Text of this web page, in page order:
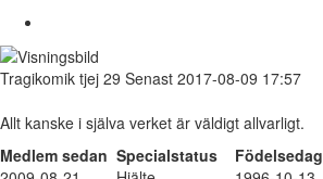
Tragikomik tjej 29 Senast 2017-08-09 17:57
Allt kanske i själva verket är väldigt allvarligt.
Medlem sedan Specialstatus
Födelsedag